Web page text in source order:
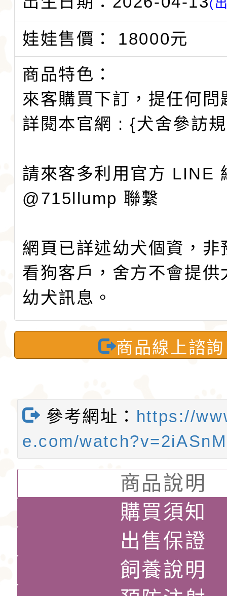
(
娃娃售價： 18000元
商品特色：
來客購買下訂，提任何問
詳閱本官網 : {犬舍參訪
請來客多利用官方 LINE
@715llump 聯繫
網頁已詳述幼犬個資，非
看狗客戶，舍方不會提供
幼犬訊息。
商品線上諮詢
參考網址： https://
e.com/
商品說明
購買須知
出售保證
飼養說明